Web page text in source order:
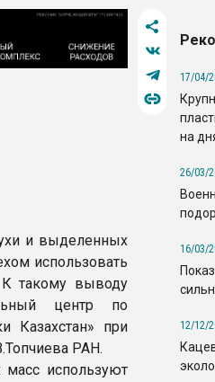
и выделенных
использовать
К такому выводу
центр по
Казахстан» при
РАН.
масс используют
17/04/
на
26/03/
16/03/
12/12/